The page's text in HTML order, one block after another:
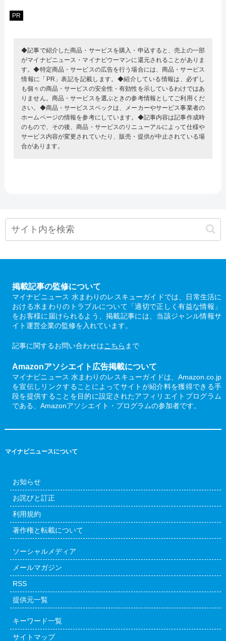
PR
◆記事で紹介した商品・サービスを購入・申込すると、売上の一部
がマイナビニュース・マイナビウーマンに還元されることがありま
す。◆特定商品・サービスの広告を行う場合には、商品・サービス
情報に「PR」表記を記載します。◆紹介している情報は、必ずし
も個々の商品・サービスの安全性・有効性を示しているわけではあ
りません。商品・サービスを選ぶときの参考情報としてご利用くだ
さい。◆商品・サービススペックは、メーカーやサービス事業者の
ホームページの情報を参考にしています。◆記事内容は記事作成時
のもので、その後、商品・サービスのリニューアルによって仕様や
サービス内容が変更されていたり、販売・提供が中止されている場
合があります。
掲載記事の監修について
マイナビニュース 水まわりのレスキューガイドでは、日常生活に
おける水まわりのトラブルについて「適切で正しく有益な情報」
をお客様に届けられるよう、掲載記事には、当該ジャンル情報サ
イト運営企業の監修を入れています。
記事に関するお問い合わせはこちら まで
Amazonアソシエイト広告掲載について
マイナビニュース 水まわりのレスキューガイドは、Amazon.co.jp
を宣伝しリンクすることによってサイトが紹介料を獲得できる手
段を提供することを目的に設定されたアフィリエイトプログラム
である、Amazonアソシエイト・プログラムの参加者です。
マイナビニュースについて
お知らせ
お詫びと訂正
利用規約
著作権と転載について
ソーシャルメディア
メールマガジン
RSS
提供元一覧
キーワード一覧
サイトマップ